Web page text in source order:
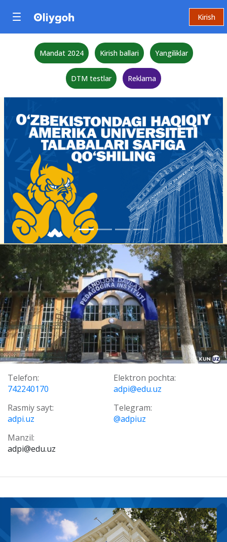
Kirish
Mandat 2024 Kirish ballari Yangiliklar
DTM testlar Reklama
Telefon:
742240170
Elektron pochta:
adpi@edu.uz
Rasmiy sayt:
adpi.uz
Telegram:
@adpiuz
Manzil:
adpi@edu.uz